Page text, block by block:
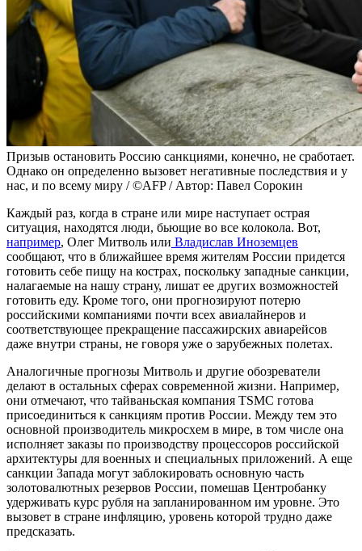
Призыв остановить Россию санкциями, конечно, не сработает.
Однако он определенно вызовет негативные последствия и у
нас, и по всему миру / ©AFP / Автор: Павел Сорокин
Каждый раз, когда в стране или мире наступает острая
ситуация, находятся люди, бьющие во все колокола. Вот,
например, Олег Митволь или Владислав Иноземцев
сообщают, что в ближайшее время жителям России придется
готовить себе пищу на кострах, поскольку западные санкции,
налагаемые на нашу страну, лишат ее других возможностей
готовить еду. Кроме того, они прогнозируют потерю
российскими компаниями почти всех авиалайнеров и
соответствующее прекращение пассажирских авиарейсов
даже внутри страны, не говоря уже о зарубежных полетах.
Аналогичные прогнозы Митволь и другие обозреватели
делают в остальных сферах современной жизни. Например,
они отмечают, что тайваньская компания TSMC готова
присоединиться к санкциям против России. Между тем это
основной производитель микросхем в мире, в том числе она
исполняет заказы по производству процессоров российской
архитектуры для военных и специальных приложений. А еще
санкции Запада могут заблокировать основную часть
золотовалютных резервов России, помешав Центробанку
удерживать курс рубля на запланированном им уровне. Это
вызовет в стране инфляцию, уровень которой трудно даже
предсказать.